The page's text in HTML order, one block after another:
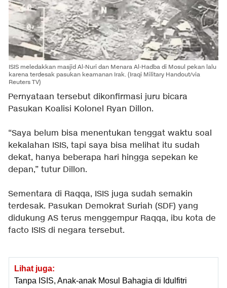
ISIS meledakkan masjid Al-Nuri dan Menara Al-Hadba di Mosul pekan lalu
karena terdesak pasukan keamanan Irak. (Iraqi Military Handout/via
Reuters TV)
Pernyataan tersebut dikonfirmasi juru bicara
Pasukan Koalisi Kolonel Ryan Dillon.
“Saya belum bisa menentukan tenggat waktu soal
kekalahan ISIS, tapi saya bisa melihat itu sudah
dekat, hanya beberapa hari hingga sepekan ke
depan,” tutur Dillon.
Sementara di Raqqa, ISIS juga sudah semakin
terdesak. Pasukan Demokrat Suriah (SDF) yang
didukung AS terus menggempur Raqqa, ibu kota de
facto ISIS di negara tersebut.
Lihat juga:
Tanpa ISIS, Anak-anak Mosul Bahagia di Idulfitri